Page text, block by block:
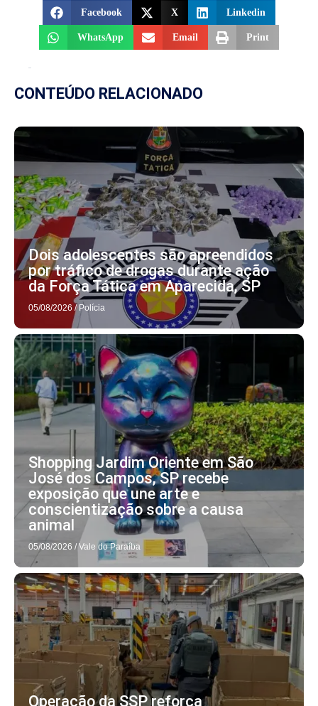
Facebook X Linkedin
WhatsApp Email Print
CONTEÚDO RELACIONADO
Dois adolescentes são apreendidos
por tráfico de drogas durante ação
da Força Tática em Aparecida, SP
05/08/2026 / Polícia
Shopping Jardim Oriente em São
José dos Campos, SP recebe
exposição que une arte e
conscientização sobre a causa
animal
05/08/2026 / Vale do Paraíba
Operação da SSP reforça